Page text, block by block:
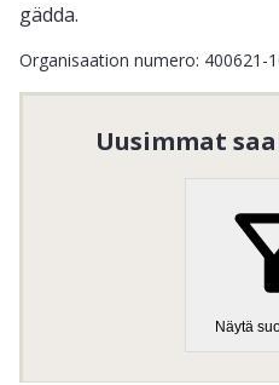
gädda.
Organisaation numero: 400621-
Uusimmat
Näytä